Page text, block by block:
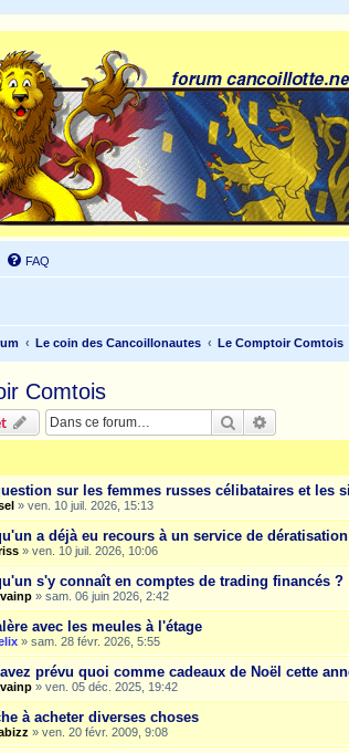
FAQ
Le coin des Cancoillonautes Le Comptoir Comtois
Comtois
Rechercher
sur les femmes russes célibataires et les
» ven. 10 juil. 2026, 15:13
a déjà eu recours à un service de
» ven. 10 juil. 2026, 10:06
s'y connaît en comptes de trading financés ?
» sam. 06 juin 2026, 2:42
avec les meules à l'étage
» sam. 28 févr. 2026, 5:55
prévu quoi comme cadeaux de Noël cette
» ven. 05 déc. 2025, 19:42
à acheter diverses choses
» ven. 20 févr. 2009, 9:08